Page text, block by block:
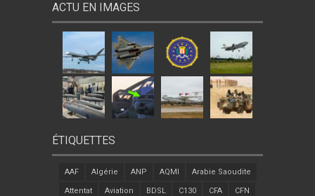
ACTU EN IMAGES
ÉTIQUETTES
AAF Algérie ANP AQMI Arabie Saoudite
Attentat Aviation BDSL C130 CFA CFN